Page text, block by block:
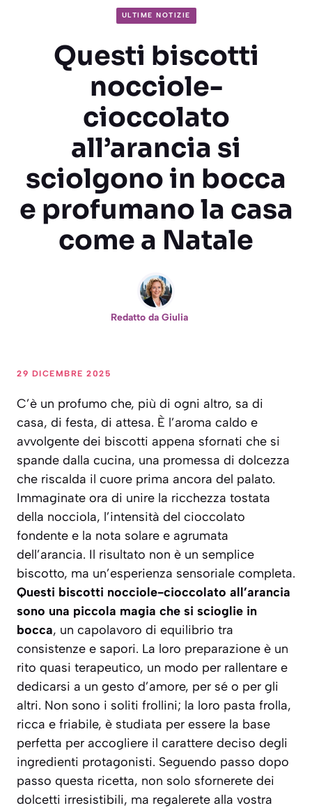
ULTIME NOTIZIE
Questi biscotti
nocciole-
cioccolato
all’arancia si
sciolgono in bocca
e profumano la casa
come a Natale
Redatto da Giulia
29 DICEMBRE 2025
C’è un profumo che, più di ogni altro, sa di
casa, di festa, di attesa. È l’aroma caldo e
avvolgente dei biscotti appena sfornati che si
spande dalla cucina, una promessa di dolcezza
che riscalda il cuore prima ancora del palato.
Immaginate ora di unire la ricchezza tostata
della nocciola, l’intensità del cioccolato
fondente e la nota solare e agrumata
dell’arancia. Il risultato non è un semplice
biscotto, ma un’esperienza sensoriale completa.
Questi biscotti nocciole-cioccolato all’arancia
sono una piccola magia che si scioglie in
bocca, un capolavoro di equilibrio tra
consistenze e sapori. La loro preparazione è un
rito quasi terapeutico, un modo per rallentare e
dedicarsi a un gesto d’amore, per sé o per gli
altri. Non sono i soliti frollini; la loro pasta frolla,
ricca e friabile, è studiata per essere la base
perfetta per accogliere il carattere deciso degli
ingredienti protagonisti. Seguendo passo dopo
passo questa ricetta, non solo sfornerete dei
dolcetti irresistibili, ma regalerete alla vostra